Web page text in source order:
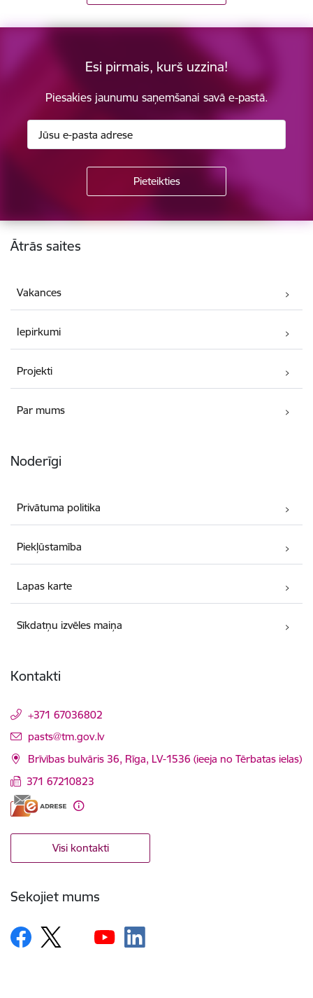
Esi pirmais, kurš uzzina!
Piesakies jaunumu saņemšanai savā e-pastā.
Kājene
Ātrās saites
Vakances
Iepirkumi
Projekti
Par mums
Noderīgi
Privātuma politika
Piekļūstamība
Lapas karte
Sīkdatņu izvēles maiņa
Kontakti
+371 67036802
E-pasts:
pasts@tm.gov.lv
Brīvības bulvāris 36, Rīga, LV-1536 (ieeja no Tērbatas ielas)
371 67210823
Visi kontakti
Sekojiet mums